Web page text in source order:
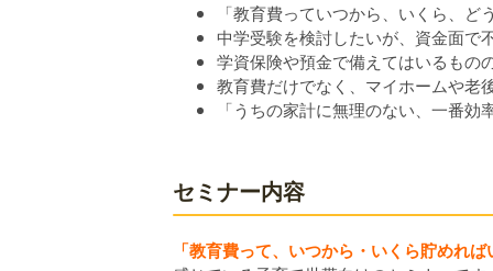
「教育費っていつから、いくら、
中学受験を検討したいが、資金面で
学資保険や預金で備えてはいるもの
教育費だけでなく、マイホームや老
「うちの家計に無理のない、一番
セミナー内容
「教育費って、いつから・いくら貯めれ